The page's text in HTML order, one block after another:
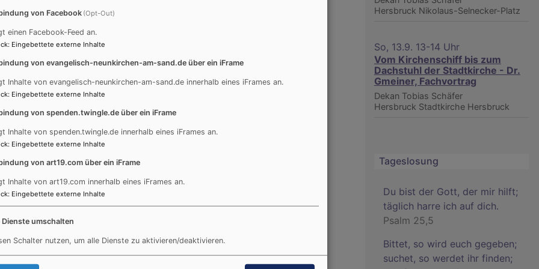
und Gemeinsamkeiten entdecken.
ist für Sie kostenlos.
eine Spende.
& Zuhören" im Johannis-Saal, Lauf, 19:00 - 21:00 Uhr:
- Di 03.11.26 - Di 01.12.26
Hersbruck Nikolaus-Selnecker-Platz
So, 13.9. 13-14 Uhr
Vom Kirchenschiff bis zum
Dachstuhl der Stadtkirche - Dr.
Gmeiner, Fachvortrag
Dekan Tobias Schäfer
Hersbruck Stadtkirche Hersbruck
Tageslosung
Du bist der Gott, der mir hilft;
täglich harre ich auf dich.
Psalm 25,5
Bittet, so wird euch gegeben;
suchet, so werdet ihr finden;
von Facebook (Opt-Out)
einen Facebook-Feed an.
: Eingebettete externe Inhalte
von evangelisch-neunkirchen-am-sand.de über ein iFrame
Inhalte von evangelisch-neunkirchen-am-sand.de innerhalb eines iFrames an.
: Eingebettete externe Inhalte
von spenden.twingle.de über ein iFrame
Inhalte von spenden.twingle.de innerhalb eines iFrames an.
: Eingebettete externe Inhalte
von art19.com über ein iFrame
Inhalte von art19.com innerhalb eines iFrames an.
: Eingebettete externe Inhalte
Dienste umschalten
Schalter nutzen, um alle Dienste zu aktivieren/deaktivieren.